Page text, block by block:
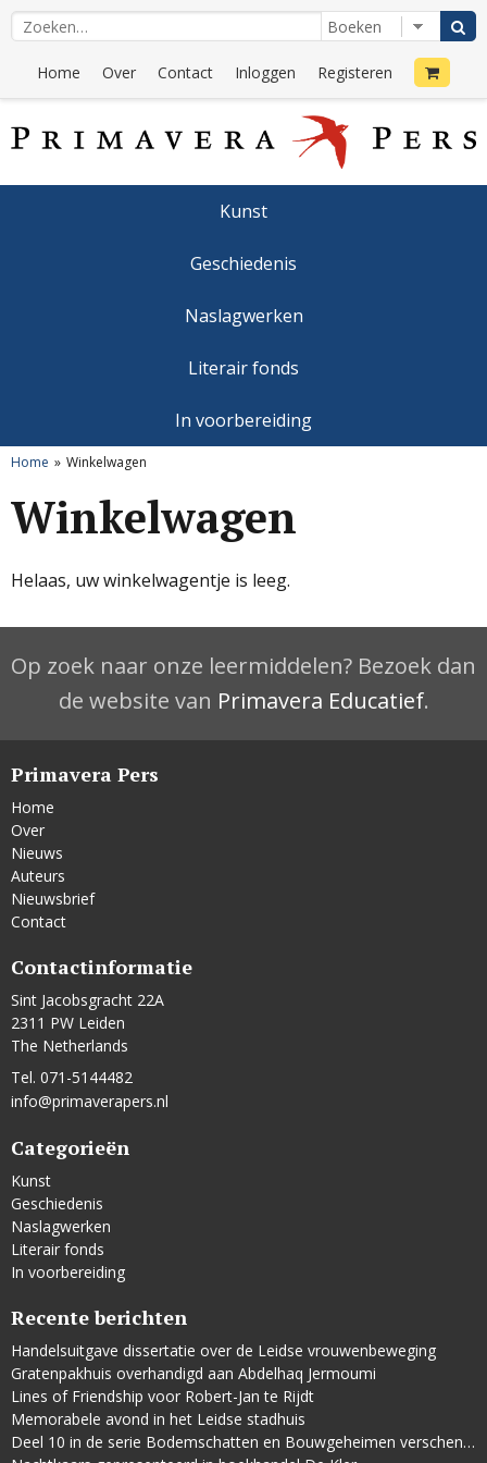
Home Over Contact Inloggen Registeren
Kunst
Geschiedenis
Naslagwerken
Literair fonds
In voorbereiding
Home Winkelwagen
Winkelwagen
Helaas, uw winkelwagentje is leeg.
Op zoek naar onze leermiddelen? Bezoek dan
de website van Primavera Educatief.
Primavera Pers
Home
Over
Nieuws
Auteurs
Nieuwsbrief
Contact
Contactinformatie
Sint Jacobsgracht 22A
2311 PW Leiden
The Netherlands
Tel. 071-5144482
info@primaverapers.nl
Categorieën
Kunst
Geschiedenis
Naslagwerken
Literair fonds
In voorbereiding
Recente berichten
Handelsuitgave dissertatie over de Leidse vrouwenbeweging
Gratenpakhuis overhandigd aan Abdelhaq Jermoumi
Lines of Friendship voor Robert-Jan te Rijdt
Memorabele avond in het Leidse stadhuis
Deel 10 in de serie Bodemschatten en Bouwgeheimen verschenen